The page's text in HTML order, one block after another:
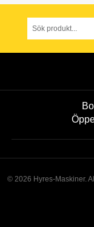
© 2026 Hyres-Maskiner.